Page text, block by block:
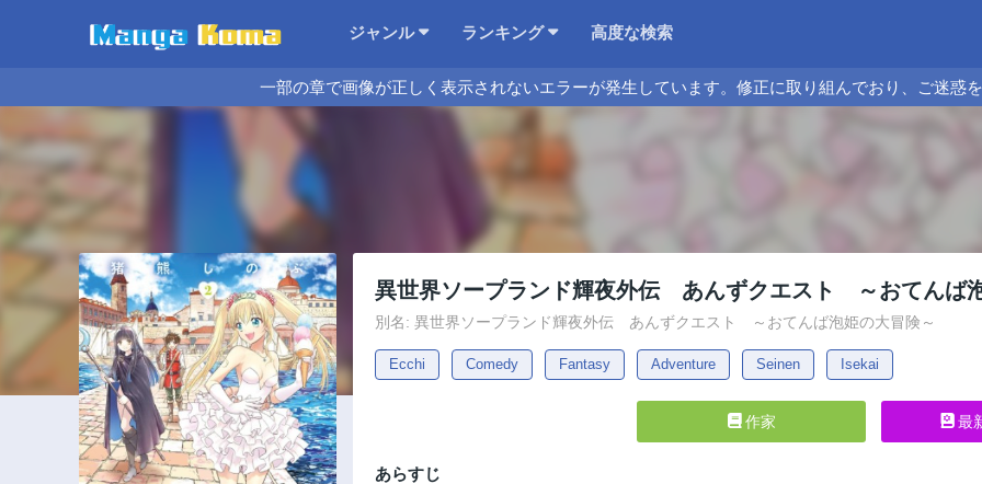
ジャンル ランキング 高度な検索
一部の章で画像が正しく表示されないエラーが発生しています。修正に取り組んでおり、ご迷惑
異世界ソープランド輝夜外伝 あんずクエスト ～おてんば
別名: 異世界ソープランド輝夜外伝 あんずクエスト ～おてんば泡姫の大冒険～
Ecchi Comedy Fantasy Adventure Seinen Isekai
作家 最
あらすじ